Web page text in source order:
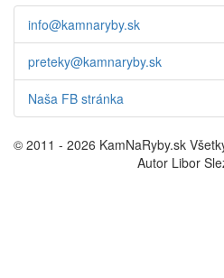
info@kamnaryby.sk
preteky@kamnaryby.sk
Naša FB stránka
© 2011 - 2026 KamNaRyby.sk
Autor Libor